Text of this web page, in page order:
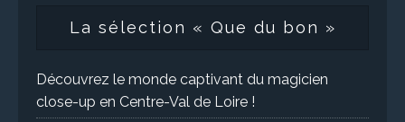
La sélection « Que du bon »
Découvrez le monde captivant du magicien
close-up en Centre-Val de Loire !